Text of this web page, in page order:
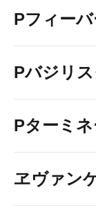
Pフィー
Pバジリ
Pターミ
ヱヴァン